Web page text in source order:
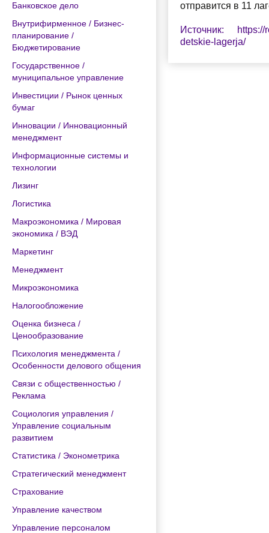
Банковское дело
Внутрифирменное / Бизнес-
планирование /
Бюджетирование
Государственное /
муниципальное управление
Инвестиции / Рынок ценных
бумаг
Инновации / Инновационный
менеджмент
Информационные системы и
технологии
Лизинг
Логистика
Макроэкономика / Мировая
экономика / ВЭД
Маркетинг
Менеджмент
Микроэкономика
Налогообложение
Оценка бизнеса /
Ценообразование
Психология менеджмента /
Особенности делового общения
Связи с общественностью /
Реклама
Социология управления /
Управление социальным
развитием
Статистика / Эконометрика
Стратегический менеджмент
Страхование
Управление качеством
Управление персоналом
отправится в 11
Источник: https://
detskie-lagerja/